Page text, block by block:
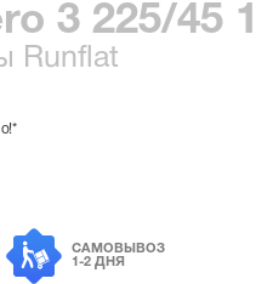
3 225/45
Runflat
*
САМОВЫВОЗ
1-2 ДНЯ